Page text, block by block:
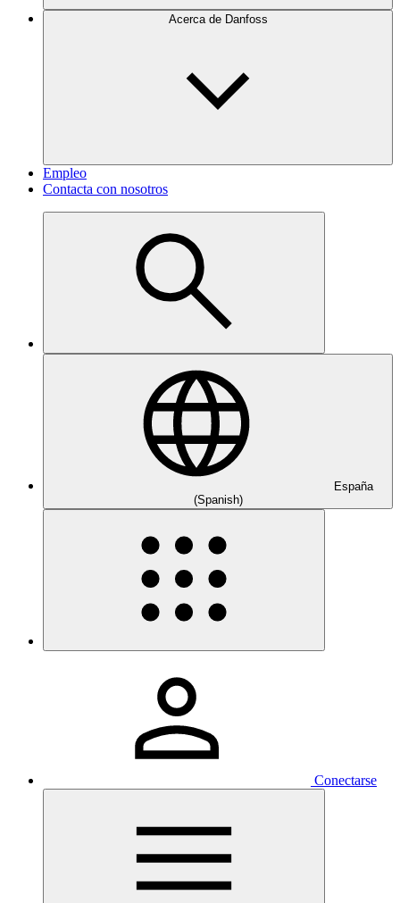
Acerca de Danfoss
Empleo
Contacta con nosotros
España
(Spanish)
Conectarse